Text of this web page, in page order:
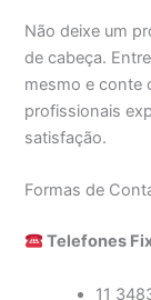
Não deixe um
de cabeça.
mesmo e conte
profissionais
satisfação.
Formas de
Telefones
11